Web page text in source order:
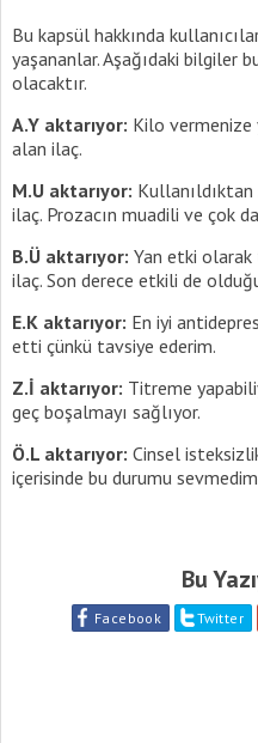
Bu kapsül hakkında
yaşananlar. Aşağıdaki bilgiler
olacaktır.
A.Y aktarıyor: Kilo vermenize
alan ilaç.
M.U aktarıyor:
ilaç. Prozacın muadili ve çok
B.Ü aktarıyor: Yan etki olarak
ilaç. Son derece etkili de
E.K aktarıyor: En iyi
etti çünkü tavsiye ederim.
Z.İ aktarıyor: Titreme
geç boşalmayı sağlıyor.
Ö.L aktarıyor: Cinsel
içerisinde bu durumu sevmedim
Bu
Facebook Twitter